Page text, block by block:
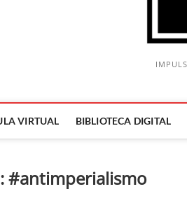
VIRTUAL BIBLIOTECA DIGITAL
#antimperialismo